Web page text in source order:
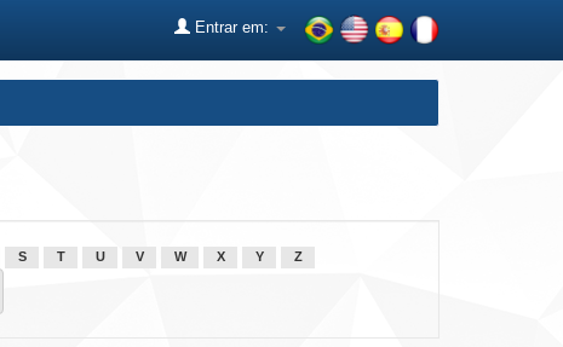
Entrar em:
S T U V W X Y Z